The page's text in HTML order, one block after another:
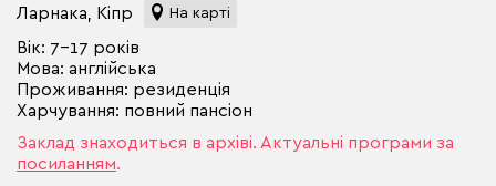
Ларнака, Кіпр На карті
Вік: 7-17 років
Мова: англійська
Проживання: резиденція
Харчування: повний пансіон
Заклад знаходиться в архіві. Актуальні програми за
посиланням.